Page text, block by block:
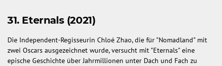
31. Eternals (2021)
Die Independent-Regisseurin Chloé Zhao, die für "Nomadland" mit
zwei Oscars ausgezeichnet wurde, versucht mit "Eternals" eine
epische Geschichte über Jahrmillionen unter Dach und Fach zu